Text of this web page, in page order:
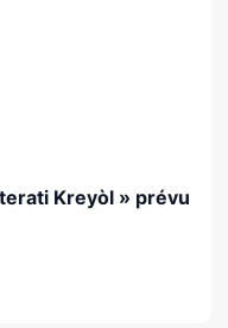
Kreyòl » prévu